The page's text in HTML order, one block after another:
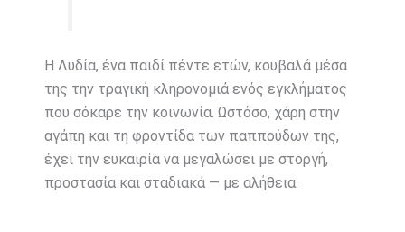
Η Λυδία, ένα παιδί πέντε ετών, κουβαλά μέσα
της την τραγική κληρονομιά ενός εγκλήματος
που σόκαρε την κοινωνία. Ωστόσο, χάρη στην
αγάπη και τη φροντίδα των παππούδων της,
έχει την ευκαιρία να μεγαλώσει με στοργή,
προστασία και σταδιακά — με αλήθεια.